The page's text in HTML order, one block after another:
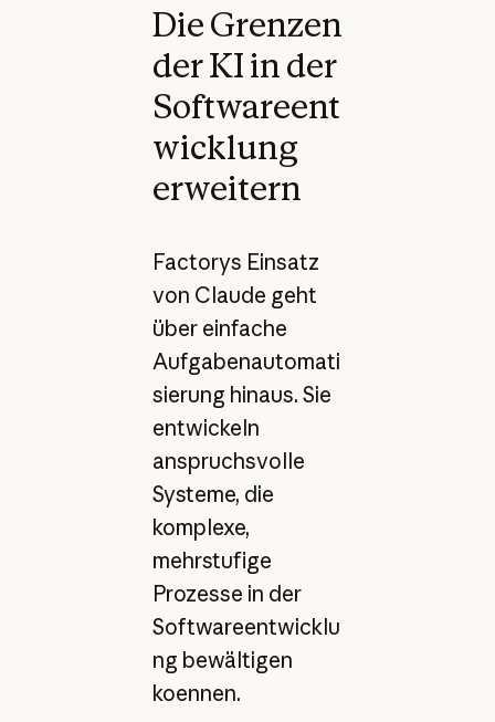
Die Grenzen
der KI in der
Softwareent
wicklung
erweitern
Factorys Einsatz
von Claude geht
über einfache
Aufgabenautomati
sierung hinaus. Sie
entwickeln
anspruchsvolle
Systeme, die
komplexe,
mehrstufige
Prozesse in der
Softwareentwicklu
ng bewältigen
koennen.